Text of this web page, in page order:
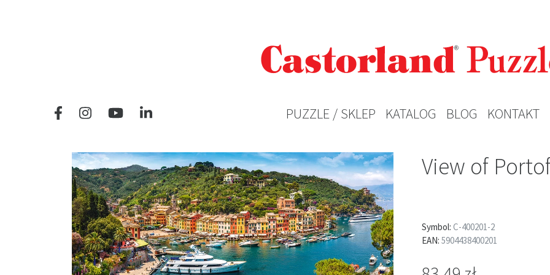
PUZZLE / SKLEP KATALOG BLOG KONTAKT
View of
Symbol: C-400201-2
EAN: 5904438400201